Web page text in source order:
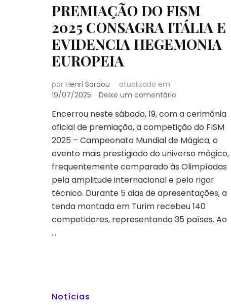
PREMIAÇÃO DO FISM
2025 CONSAGRA ITÁLIA E
EVIDENCIA HEGEMONIA
EUROPEIA
por Henri Sardou
atualizado em
19/07/2025
Deixe um comentário
DO
FISM
2025
CONSAGRA
ITÁLIA
E
EVIDENCIA
HEGEMONIA
EUROPEIA
Encerrou neste sábado, 19, com a cerimônia
oficial de premiação, a competição do FISM
2025 – Campeonato Mundial de Mágica, o
evento mais prestigiado do universo mágico,
frequentemente comparado às Olimpíadas
pela amplitude internacional e pelo rigor
técnico. Durante 5 dias de apresentações, a
tenda montada em Turim recebeu 140
competidores, representando 35 países. Ao
…
Notícias